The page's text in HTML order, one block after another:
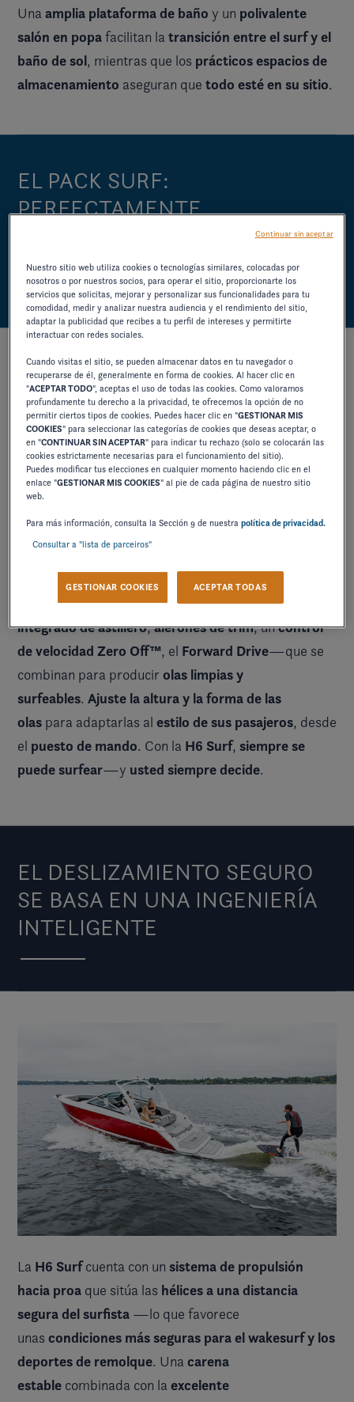
Una amplia plataforma de baño y un polivalente
salón en popafacilitan la transición entre el surf y el
baño de sol, mientras que los prácticos espacios de
almacenamiento aseguran que todo esté en su sitio.
EL PACK SURF:
PERFECTAMENTE
INTEGRADO. FÁCILMENTE
PERSONALIZABLE.
Pack Surfincorpora un sistema de balasto
integrado de astillero,alerones de trim, uncontrol
de velocidad Zero Off™, el Forward Drive—que se
combinan para producir olas limpias y
surfeables. Ajuste la altura y la forma de las
olas para adaptarlas al estilo de sus pasajeros, desde
el puesto de mando. Con la H6 Surf, siempre se
puede surfear—y usted siempre decide.
EL DESLIZAMIENTO SEGURO
SE BASA EN UNA INGENIERÍA
INTELIGENTE
La H6 Surfcuenta con un sistema de propulsión
hacia proa que sitúa las hélices a una distancia
segura del surfista —lo que favorece
unas condiciones más seguras para el wakesurf y los
deportes de remolque. Una carena
estable combinada con la excelente
Nuestro sitio web utiliza cookies o tecnologías similares, colocadas por
nosotros o por nuestros socios, para operar el sitio, proporcionarte los
servicios que solicitas, mejorar y personalizar sus funcionalidades para tu
comodidad, medir y analizar nuestra audiencia y el rendimiento del sitio,
adaptar la publicidad que recibes a tu perfil de intereses y permitirte
interactuar con redes sociales.
Cuando visitas el sitio, se pueden almacenar datos en tu navegador o
recuperarse de él, generalmente en forma de cookies. Al hacer clic en
"ACEPTAR TODO", aceptas el uso de todas las cookies. Como valoramos
profundamente tu derecho a la privacidad, te ofrecemos la opción de no
permitir ciertos tipos de cookies. Puedes hacer clic en "GESTIONAR MIS
COOKIES" para seleccionar las categorías de cookies que deseas aceptar, o
en "CONTINUAR SIN ACEPTAR" para indicar tu rechazo (solo se colocarán las
cookies estrictamente necesarias para el funcionamiento del sitio).
Puedes modificar tus elecciones en cualquier momento haciendo clic en el
enlace "GESTIONAR MIS COOKIES" al pie de cada página de nuestro sitio
web.
Para más información, consulta la Sección 9 de nuestrapolítica de privacidad.
Consultar a "lista de parceiros"
GESTIONAR COOKIES ACEPTAR TODAS
Continuar sin aceptar